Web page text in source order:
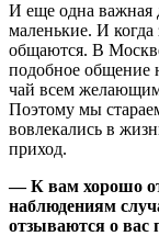
И еще одна важная
маленькие. И когда
общаются. В
подобное общение
чай всем
Поэтому мы
вовлекались в
приход.
— К вам хорошо
наблюдениям
отзываются о вас